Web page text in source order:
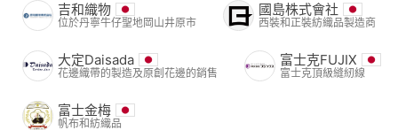
吉和織物
位於丹寧牛仔聖地岡山井原市
國島株式會社
西裝和正裝紡織品製造商
大定Daisada
花邊織帶的製造及原創花邊的銷售
富士克FUJIX
富士克頂級縫紉線
富士金梅
帆布和紡織品